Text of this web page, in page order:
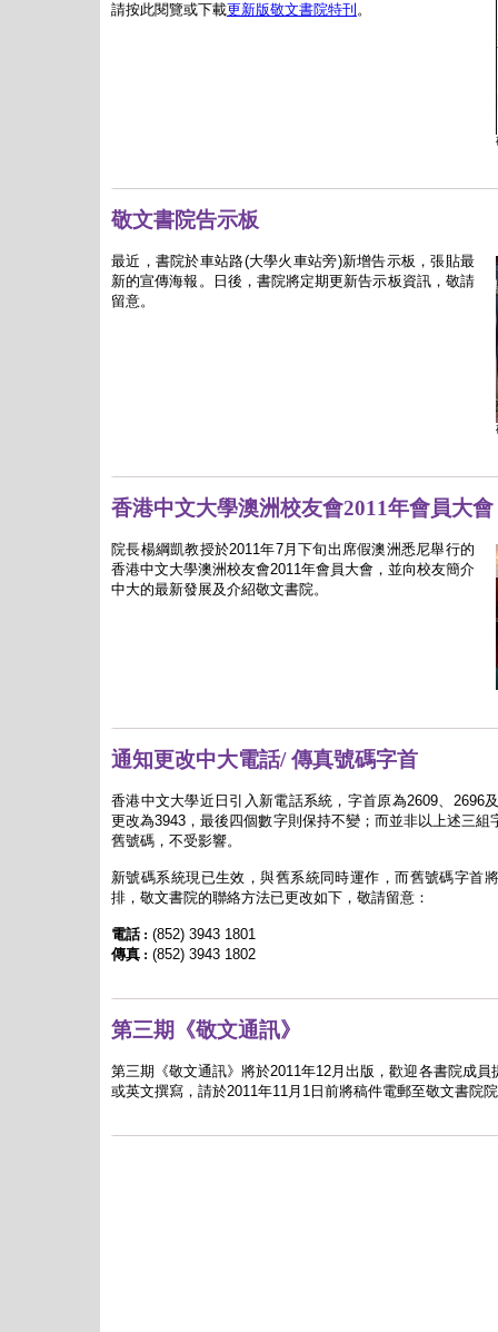
請按此閱覽或下載更新版敬文書院特刊 。
敬文書院告示板
最近，書院於車站路(大學火車站旁)新增告示板，張貼最
新的宣傳海報。日後，書院將定期更新告示板資訊，敬請
留意。
香港中文大學澳洲校友會2011年會員大會
院長楊綱凱教授於2011年7月下旬出席假澳洲悉尼舉行的
香港中文大學澳洲校友會2011年會員大會，並向校友簡介
中大的最新發展及介紹敬文書院。
通知更改中大電話/ 傳真號碼字首
香港中文大學近日引入新電話系統 ， 字首原為2609、 2696
更改為3943 ，最後四個數字則保持不變；而並非以上述三
舊號碼，不受影響。
新號碼系統現已生效，與舊系統同時運作，而舊號碼字首
排，敬文書院的聯絡方法已更改如下， 敬請留意：
電話 : (852) 3943 1801
傳真 : (852) 3943 1802
第三期《敬文通訊》
第三期《敬文通訊》將於2011年12月出版，歡迎各書院成
或英文撰寫，請於2011年11月 1 日前將稿件電郵至敬文書院